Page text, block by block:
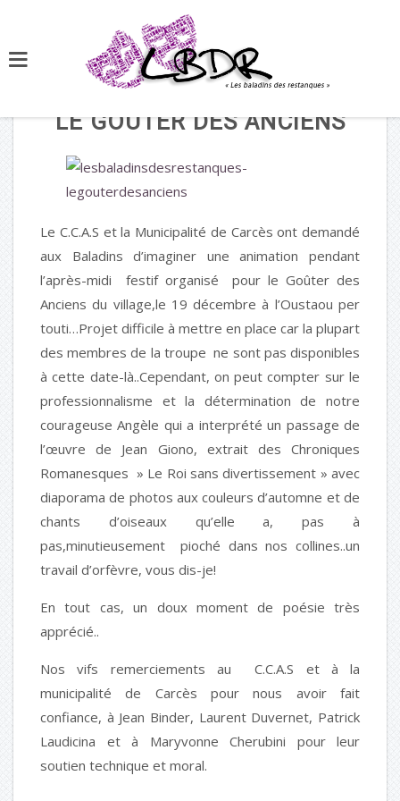
LE GOUTER DES ANCIENS
Le C.C.A.S et la Municipalité de Carcès ont demandé
aux Baladins d’imaginer une animation pendant
l’après-midi festif organisé pour le Goûter des
Anciens du village,le 19 décembre à l’Oustaou per
touti…Projet difficile à mettre en place car la plupart
des membres de la troupe ne sont pas disponibles
à cette date-là..Cependant, on peut compter sur le
professionnalisme et la détermination de notre
courageuse Angèle qui a interprété un passage de
l’œuvre de Jean Giono, extrait des Chroniques
Romanesques » Le Roi sans divertissement » avec
diaporama de photos aux couleurs d’automne et de
chants d’oiseaux qu’elle a, pas à
pas,minutieusement pioché dans nos collines..un
travail d’orfèvre, vous dis-je!
En tout cas, un doux moment de poésie très
apprécié..
Nos vifs remerciements au C.C.A.S et à la
municipalité de Carcès pour nous avoir fait
confiance, à Jean Binder, Laurent Duvernet, Patrick
Laudicina et à Maryvonne Cherubini pour leur
soutien technique et moral.